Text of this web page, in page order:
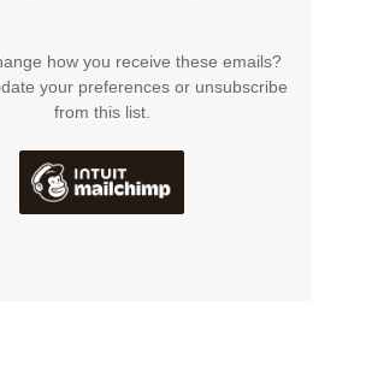
how you receive these emails?
your preferences or unsubscribe
from this list.